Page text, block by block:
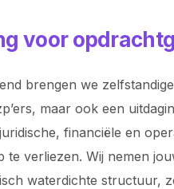
voor
brengen we
maar ook een
financiële en
te verliezen. Wij nemen
waterdichte structuur,